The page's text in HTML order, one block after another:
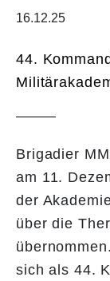
16.12.25
44.
Brigadier
am 11.
der
über die
sich als 44.